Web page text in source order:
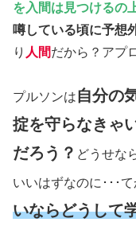
を入間は見つけるの
噂している頃に予想
り 人間だから？アプ
プルソンは自分の
掟を守らなきゃ
だろう？ どうせな
いいはずなのに･･･て
いならどうして